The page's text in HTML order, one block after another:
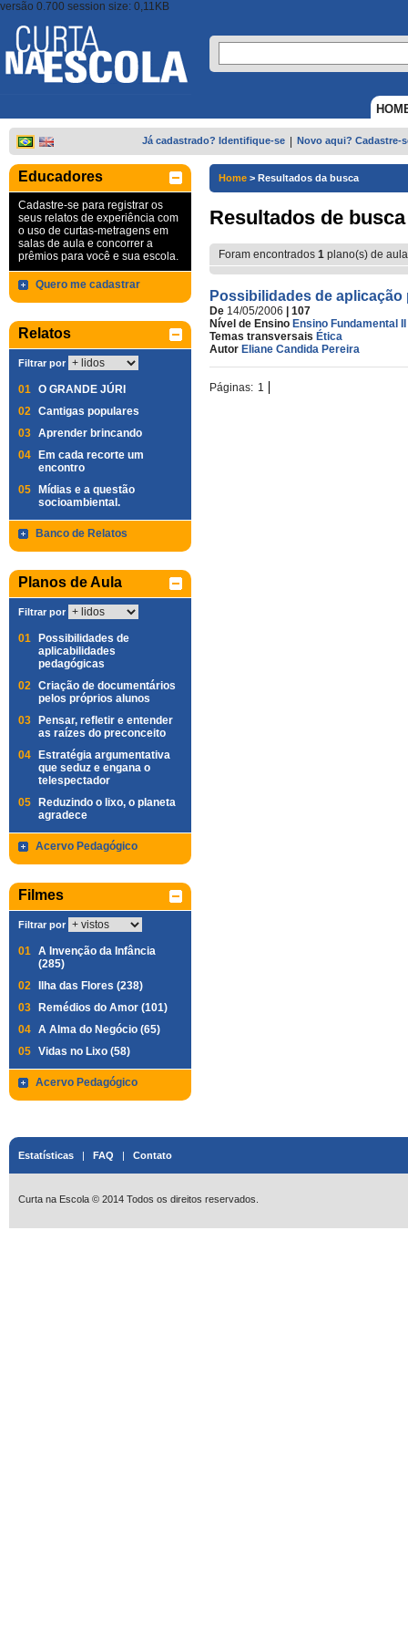
versão 0.700 session size: 0,11KB
Já cadastrado? Identifique-se Novo aqui? Cadastre-
Educadores
Cadastre-se para registrar os
seus relatos de experiência com
o uso de curtas-metragens em
salas de aula e concorrer a
prêmios para você e sua escola.
Quero me cadastrar
Relatos
Filtrar por
01 O GRANDE JÚRI
02 Cantigas populares
03 Aprender brincando
04
Em cada recorte um
encontro
05
Mídias e a questão
socioambiental.
Banco de Relatos
Planos de Aula
Filtrar por
01
Possibilidades de
aplicabilidades
pedagógicas
02 Criação de documentários
pelos próprios alunos
03
Pensar, refletir e entender
as raízes do preconceito
04
Estratégia argumentativa
que seduz e engana o
telespectador
05
Reduzindo o lixo, o planeta
agradece
Acervo Pedagógico
Filmes
Filtrar por
01 A Invenção da Infância
(285)
02
Ilha das Flores (238)
03
Remédios do Amor (101)
04 A Alma do Negócio (65)
05 Vidas no Lixo (58)
Acervo Pedagógico
Home > Resultados da busca
Resultados de busca
Foram encontrados 1 plano(s) de
Possibilidades de aplicação
De 14/05/2006
| 107
Nível de Ensino Ensino Fundamental II
Temas transversais Ética
Autor Eliane Candida Pereira
Páginas: 1
Estatísticas | FAQ | Contato
Curta na Escola © 2014 Todos os direitos reservados.